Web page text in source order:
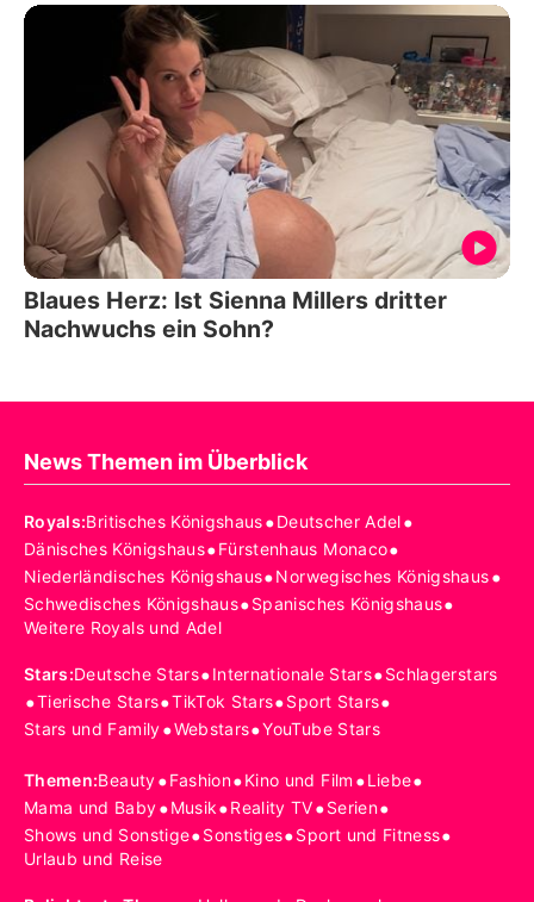
Blaues Herz: Ist Sienna Millers dritter
Nachwuchs ein Sohn?
News Themen im Überblick
Royals:Britisches Königshaus•Deutscher Adel•
Dänisches Königshaus•Fürstenhaus Monaco•
Niederländisches Königshaus•Norwegisches Königshaus•
Schwedisches Königshaus•Spanisches Königshaus•
Weitere Royals und Adel
Stars:Deutsche Stars•Internationale Stars•Schlagerstars
•Tierische Stars•TikTok Stars•Sport Stars•
Stars und Family•Webstars•YouTube Stars
Themen:Beauty•Fashion•Kino und Film •Liebe•
Mama und Baby•Musik•Reality TV•Serien•
Shows und Sonstige•Sonstiges•Sport und Fitness•
Urlaub und Reise